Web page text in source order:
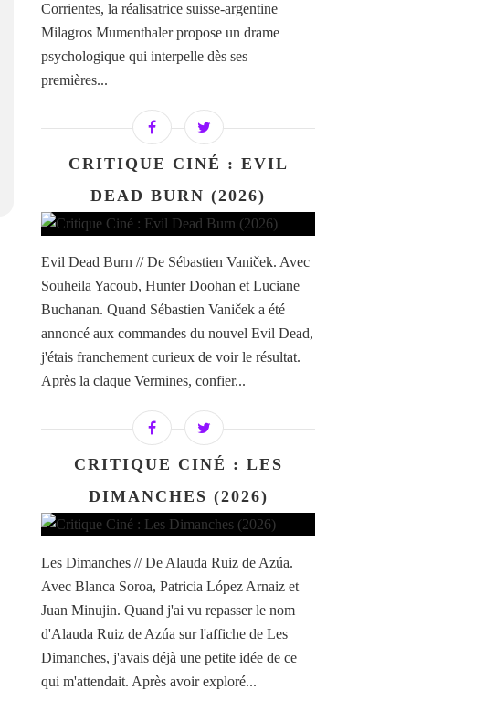
Corrientes, la réalisatrice suisse-argentine
Milagros Mumenthaler propose un drame
psychologique qui interpelle dès ses
premières...
CRITIQUE CINÉ : EVIL
DEAD BURN (2026)
Evil Dead Burn // De Sébastien Vaniček. Avec
Souheila Yacoub, Hunter Doohan et Luciane
Buchanan. Quand Sébastien Vaniček a été
annoncé aux commandes du nouvel Evil Dead,
j'étais franchement curieux de voir le résultat.
Après la claque Vermines, confier...
CRITIQUE CINÉ : LES
DIMANCHES (2026)
Les Dimanches // De Alauda Ruiz de Azúa.
Avec Blanca Soroa, Patricia López Arnaiz et
Juan Minujin. Quand j'ai vu repasser le nom
d'Alauda Ruiz de Azúa sur l'affiche de Les
Dimanches, j'avais déjà une petite idée de ce
qui m'attendait. Après avoir exploré...